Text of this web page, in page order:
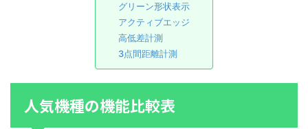
グリーン形状表示
アクティブエッジ
高低差計測
3点間距離計測
人気機種の機能比較表